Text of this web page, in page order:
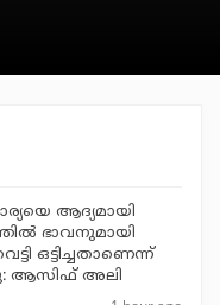
ആദ്യമായി
ഭാവനുമായി
ഒട്ടിച്ചതാണെന്ന്
ആസിഫ് അലി